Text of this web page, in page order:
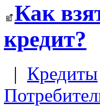
Как
кредит?
| Кредиты